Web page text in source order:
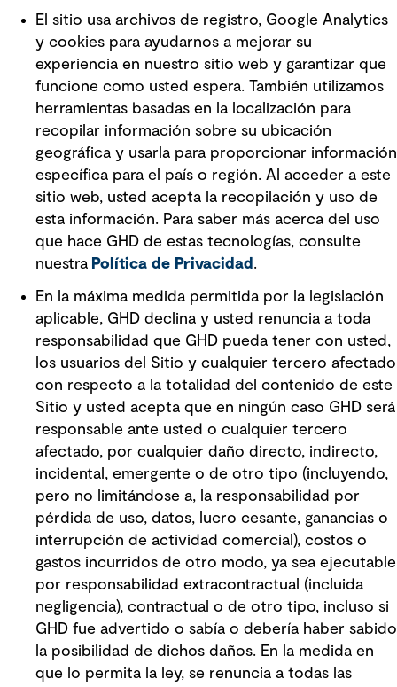
El sitio usa archivos de registro, Google Analytics
y cookies para ayudarnos a mejorar su
experiencia en nuestro sitio web y garantizar que
funcione como usted espera. También utilizamos
herramientas basadas en la localización para
recopilar información sobre su ubicación
geográfica y usarla para proporcionar información
específica para el país o región. Al acceder a este
sitio web, usted acepta la recopilación y uso de
esta información. Para saber más acerca del uso
que hace GHD de estas tecnologías, consulte
nuestra Política de Privacidad .
En la máxima medida permitida por la legislación
aplicable, GHD declina y usted renuncia a toda
responsabilidad que GHD pueda tener con usted,
los usuarios del Sitio y cualquier tercero afectado
con respecto a la totalidad del contenido de este
Sitio y usted acepta que en ningún caso GHD será
responsable ante usted o cualquier tercero
afectado, por cualquier daño directo, indirecto,
incidental, emergente o de otro tipo (incluyendo,
pero no limitándose a, la responsabilidad por
pérdida de uso, datos, lucro cesante, ganancias o
interrupción de actividad comercial), costos o
gastos incurridos de otro modo, ya sea ejecutable
por responsabilidad extracontractual (incluida
negligencia), contractual o de otro tipo, incluso si
GHD fue advertido o sabía o debería haber sabido
la posibilidad de dichos daños. En la medida en
que lo permita la ley, se renuncia a todas las